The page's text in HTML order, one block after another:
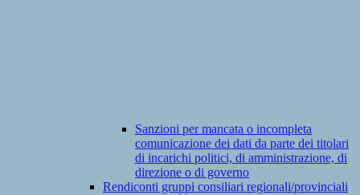
Sanzioni per mancata o incompleta
comunicazione dei dati da parte dei titolari
di incarichi politici, di amministrazione, di
direzione o di governo
Rendiconti gruppi consiliari regionali/provinciali